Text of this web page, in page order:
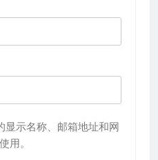
显示名称、邮箱地址和网
用。